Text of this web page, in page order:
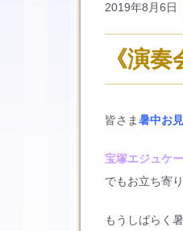
2019年8月6日
《演
皆さま暑中お
宝塚エジュケ
でもお立ち寄
もうしばらく